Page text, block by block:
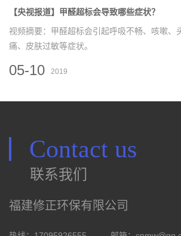
【央视报道】甲醛超标会导致哪些症状？
视频摘要：甲醛超标会引起呼吸不畅、咳嗽、
痛、皮肤过敏等症状。
05-10 2019
Contact us
联系我们
福建修正环保有限公司